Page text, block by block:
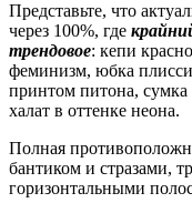
Представьте, что
через 100%, где
трендовое: кепи
феминизм, юбка
принтом питона, сумка
халат в оттенке неона.
Полная
бантиком и стразами,
горизонтальными